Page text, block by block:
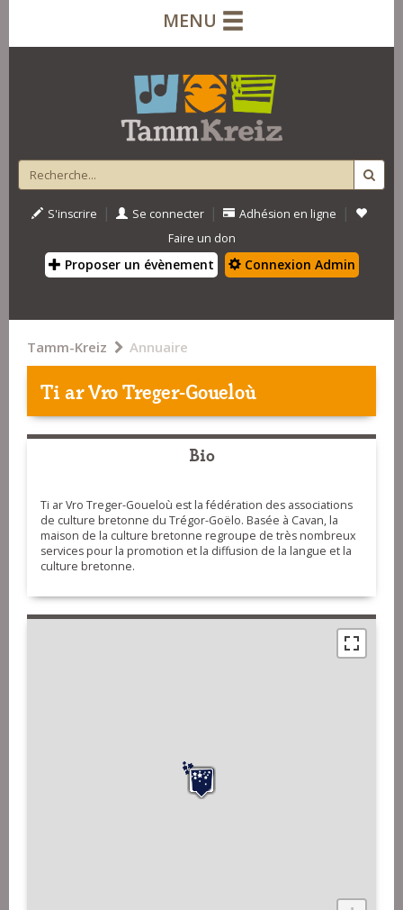
MENU
S'inscrire | Se connecter | Adhésion en ligne |
Faire un don
Proposer un évènement Connexion Admin
Tamm-Kreiz Annuaire
Ti ar Vro Treger-Goueloù
Bio
Ti ar Vro Treger-Goueloù est la fédération des associations
de culture bretonne du Trégor-Goëlo. Basée à Cavan, la
maison de la culture bretonne regroupe de très nombreux
services pour la promotion et la diffusion de la langue et la
culture bretonne.